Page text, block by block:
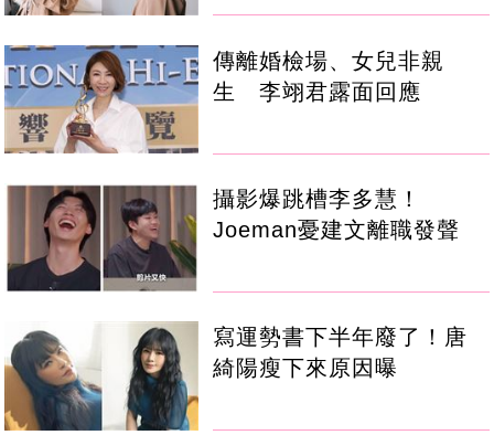
傳離婚檢場、女兒非親
生 李翊君露面回應
攝影爆跳槽李多慧！
Joeman憂建文離職發聲
寫運勢書下半年廢了！唐
綺陽瘦下來原因曝